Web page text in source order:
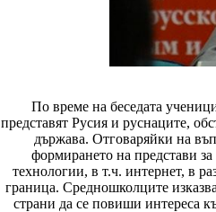
По време на беседата
представят Русия и руснаците,
държава. Отговаряйки на
формирането на представи
технологии, в т.ч. интернет, в
граница. Средношколците
страни да се повиши интереса